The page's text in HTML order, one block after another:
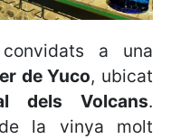
a una
de Yuco, ubicat
dels Volcans.
la vinya molt